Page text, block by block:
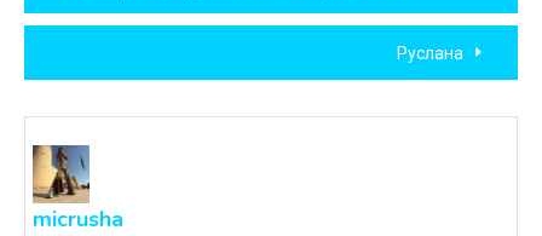
по
записям
Руслана
micrusha